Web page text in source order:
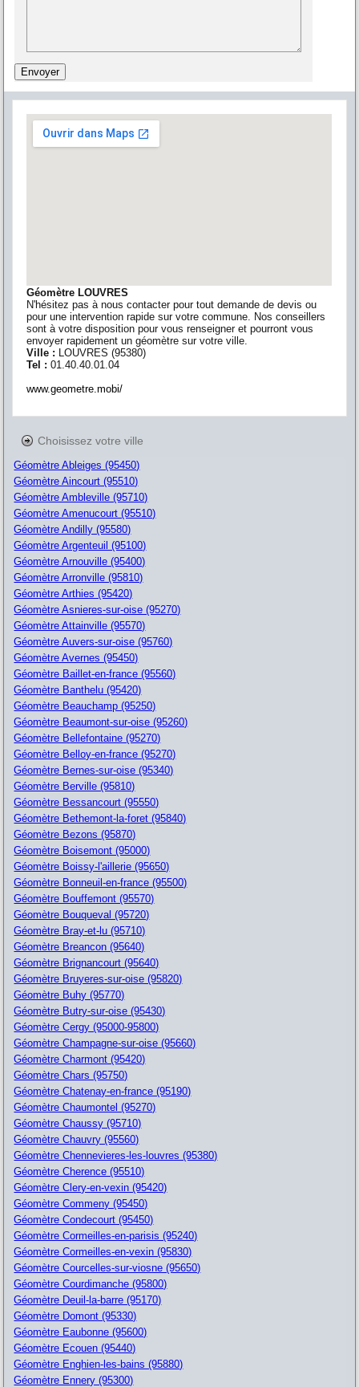
Géomètre LOUVRES
N'hésitez pas à nous contacter pour tout demande de devis ou
pour une intervention rapide sur votre commune. Nos conseillers
sont à votre disposition pour vous renseigner et pourront vous
envoyer rapidement un géomètre sur votre ville.
Ville :
LOUVRES (95380)
Tel :01.40.40.01.04
www.geometre.mobi/
Choisissez votre ville
Géomètre Ableiges (95450)
Géomètre Aincourt (95510)
Géomètre Ambleville (95710)
Géomètre Amenucourt (95510)
Géomètre Andilly (95580)
Géomètre Argenteuil (95100)
Géomètre Arnouville (95400)
Géomètre Arronville (95810)
Géomètre Arthies (95420)
Géomètre Asnieres-sur-oise (95270)
Géomètre Attainville (95570)
Géomètre Auvers-sur-oise (95760)
Géomètre Avernes (95450)
Géomètre Baillet-en-france (95560)
Géomètre Banthelu (95420)
Géomètre Beauchamp (95250)
Géomètre Beaumont-sur-oise (95260)
Géomètre Bellefontaine (95270)
Géomètre Belloy-en-france (95270)
Géomètre Bernes-sur-oise (95340)
Géomètre Berville (95810)
Géomètre Bessancourt (95550)
Géomètre Bethemont-la-foret (95840)
Géomètre Bezons (95870)
Géomètre Boisemont (95000)
Géomètre Boissy-l'aillerie (95650)
Géomètre Bonneuil-en-france (95500)
Géomètre Bouffemont (95570)
Géomètre Bouqueval (95720)
Géomètre Bray-et-lu (95710)
Géomètre Breancon (95640)
Géomètre Brignancourt (95640)
Géomètre Bruyeres-sur-oise (95820)
Géomètre Buhy (95770)
Géomètre Butry-sur-oise (95430)
Géomètre Cergy (95000-95800)
Géomètre Champagne-sur-oise (95660)
Géomètre Charmont (95420)
Géomètre Chars (95750)
Géomètre Chatenay-en-france (95190)
Géomètre Chaumontel (95270)
Géomètre Chaussy (95710)
Géomètre Chauvry (95560)
Géomètre Chennevieres-les-louvres (95380)
Géomètre Cherence (95510)
Géomètre Clery-en-vexin (95420)
Géomètre Commeny (95450)
Géomètre Condecourt (95450)
Géomètre Cormeilles-en-parisis (95240)
Géomètre Cormeilles-en-vexin (95830)
Géomètre Courcelles-sur-viosne (95650)
Géomètre Courdimanche (95800)
Géomètre Deuil-la-barre (95170)
Géomètre Domont (95330)
Géomètre Eaubonne (95600)
Géomètre Ecouen (95440)
Géomètre Enghien-les-bains (95880)
Géomètre Ennery (95300)